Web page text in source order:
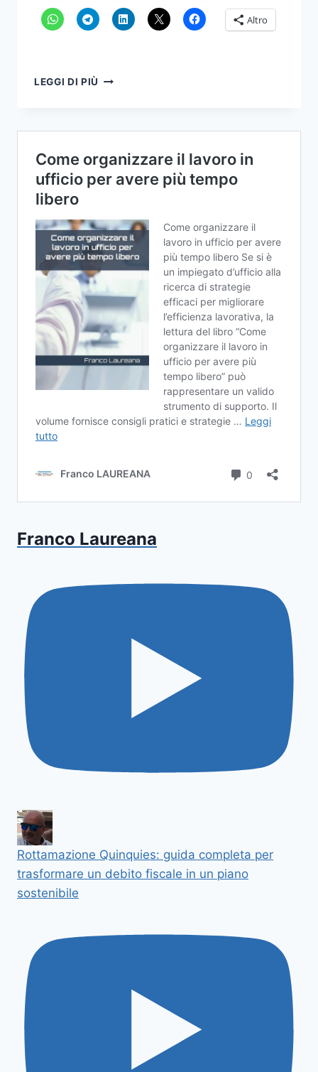
Altro
LEGGI DI PIÙ INDICATORI
LE
IMPRESE
Franco Laureana
Rottamazione Quinquies: guida completa per
trasformare un debito fiscale in un piano
sostenibile